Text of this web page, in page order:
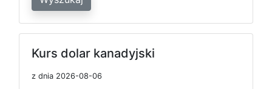
Kurs dolar kanadyjski
z dnia 2026-08-06